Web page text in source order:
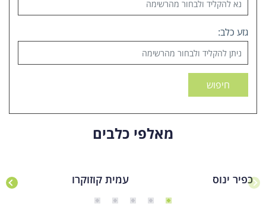
גזע כלב:
חיפוש
מאלפי כלבים
עמית קוזוקרו כפיר ינוס